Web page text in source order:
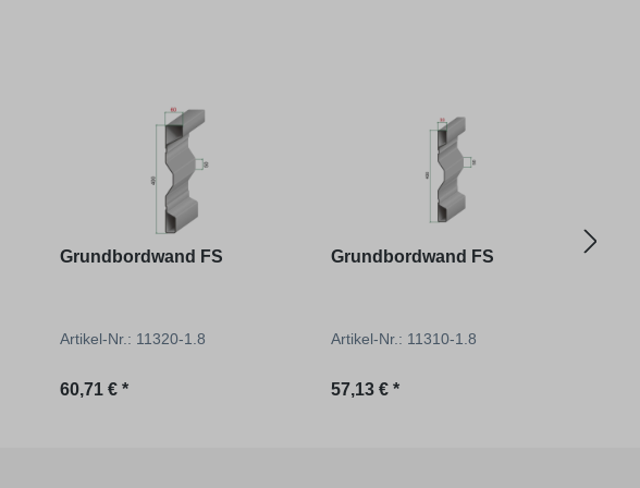
Grundbordwand FS
Artikel-Nr.: 11320-1.8
Regulärer Preis:
60,71 € *
Grundbordwand FS
Artikel-Nr.: 11310-1.8
Regulärer Preis:
57,13 € *